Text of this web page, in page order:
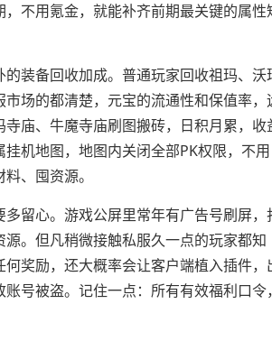
不用氪金，就能补齐前期最关键的属性
装备回收加成。普通玩家回收祖玛、沃
场的都清楚，元宝的流通性和保值率，
庙、牛魔寺庙刷图搬砖，日积月累，收
机地图，地图内关闭全部PK权限，不用
、囤资源。
留心。游戏公屏里常年有广告号刷屏，
。但凡稍微接触私服久一点的玩家都知
奖励，还大概率会让客户端植入插件，
号被盗。记住一点：所有有效福利口令，